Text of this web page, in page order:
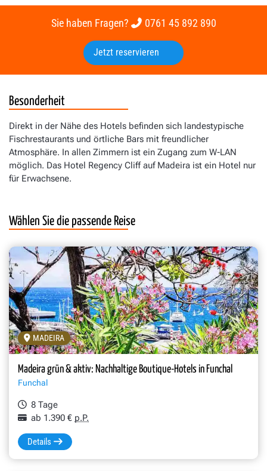
Sie haben Fragen? 0761 45 892 890
Jetzt reservieren
Besonderheit
Direkt in der Nähe des Hotels befinden sich landestypische
Fischrestaurants und örtliche Bars mit freundlicher
Atmosphäre. In allen Zimmern ist ein Zugang zum W-LAN
möglich. Das Hotel Regency Cliff auf Madeira ist ein Hotel nur
für Erwachsene.
Wählen Sie die passende Reise
MADEIRA
Madeira grün & aktiv: Nachhaltige Boutique-Hotels in Funchal
Funchal
8 Tage
ab 1.390 € p.P.
Details